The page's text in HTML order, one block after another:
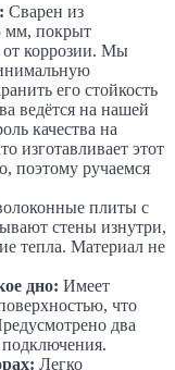
Сварен из
мм, покрыт
коррозии. Мы
его стойкость
ведётся на нашей
качества на
изготавливает этот
поэтому ручаемся
плиты с
стены изнутри,
тепла. Материал не
дно: Имеет
что
два
Легко